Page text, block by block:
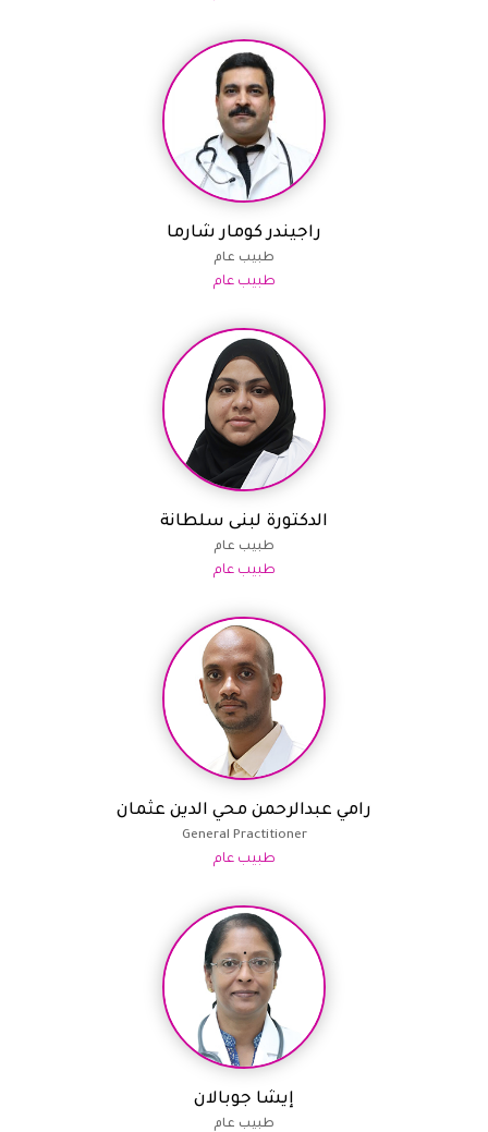
راجيندر كومار شارما
طبيب عام
طبيب عام
الدكتورة لبنى سلطانة
طبيب عام
طبيب عام
رامي عبدالرحمن محي الدين عثمان
General Practitioner
طبيب عام
إيشا جوبالان
طبيب عام